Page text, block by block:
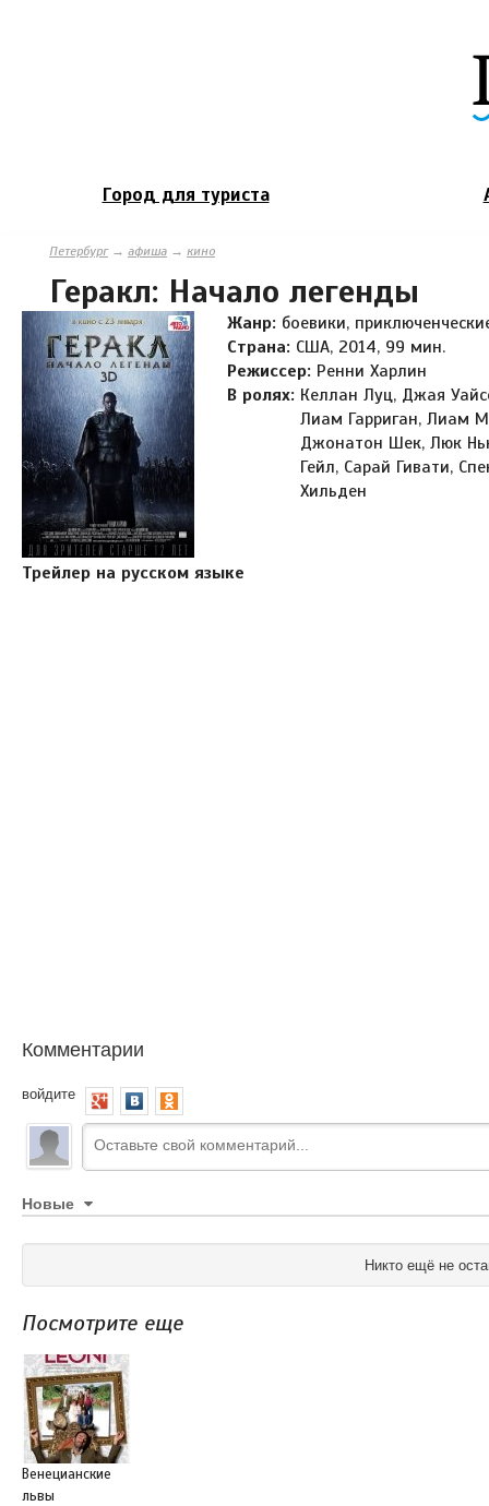
Город для туриста
Петербург→ афиша → кино
Геракл: Начало легенды
Жанр: боевики,
Страна: США, 2014, 99 мин.
Режиссер: Ренни Харлин
В ролях: Келлан Луц, Джая
Лиам Гарриган, Лиам
Джонатон Шек, Люк
Гейл, Сарай Гивати,
Хильден
Трейлер на русском языке
Комментарии
войдите
Новые
Никто ещё не
Посмотрите еще
Венецианские
львы